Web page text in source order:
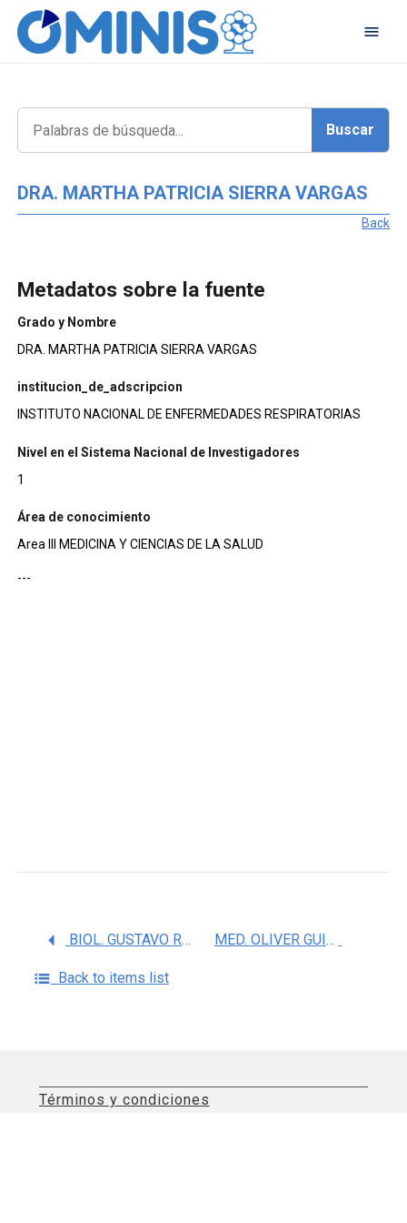
DRA. MARTHA PATRICIA SIERRA VARGAS
Back
Metadatos sobre la fuente
Grado y Nombre
DRA. MARTHA PATRICIA SIERRA VARGAS
institucion_de_adscripcion
INSTITUTO NACIONAL DE ENFERMEDADES RESPIRATORIAS
Nivel en el Sistema Nacional de Investigadores
1
Área de conocimiento
Area III MEDICINA Y CIENCIAS DE LA SALUD
---
BIOL. GUSTAVO RAMIREZ MARTINEZ MED. OLIVER GUILLERMO PEREZ BAUTISTA
Back to items list
Términos y condiciones